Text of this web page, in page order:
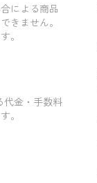
による商品
きません。
。
代金・手数料
。